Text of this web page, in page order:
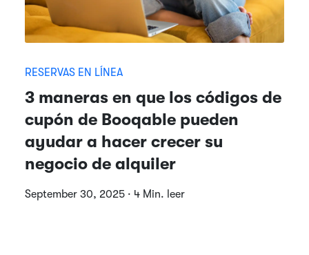
RESERVAS EN LÍNEA
3 maneras en que los códigos de
cupón de Booqable pueden
ayudar a hacer crecer su
negocio de alquiler
September 30, 2025 · 4 Min. leer